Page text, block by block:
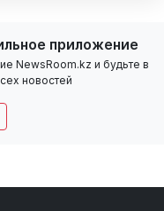
приложение
NewsRoom.kz и будьте в
новостей